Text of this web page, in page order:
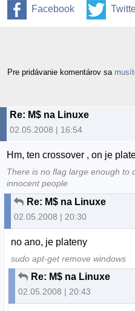
Facebook
Pre pridávanie komentárov sa
Re: M$ na Linuxe
02.05.2008 | 16:54
Hm, ten crossover , on je
There is no flag large enough to
innocent people
Re: M$ na Linuxe
02.05.2008 | 20:30
no ano, je plateny
sudo apt-get remove windows
Re: M$ na Linuxe
02.05.2008 | 20:43